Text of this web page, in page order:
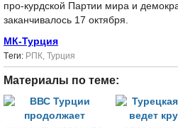
про-курдской Партии мира и
заканчивалось 17 октября.
МК-Турция
Tеги: РПК, Турция
Материалы по теме: